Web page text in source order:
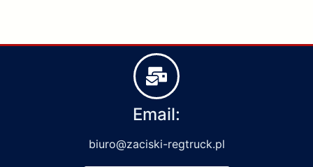
Email:
biuro@zaciski-regtruck.pl